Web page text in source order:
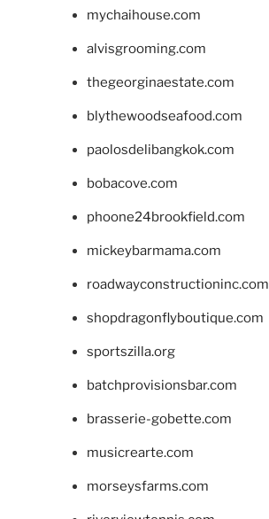
mychaihouse.com
alvisgrooming.com
thegeorginaestate.com
blythewoodseafood.com
paolosdelibangkok.com
bobacove.com
phoone24brookfield.com
mickeybarmama.com
roadwayconstructioninc.com
shopdragonflyboutique.com
sportszilla.org
batchprovisionsbar.com
brasserie-gobette.com
musicrearte.com
morseysfarms.com